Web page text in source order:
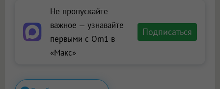
Не пропускайте
важное — узнавайте
первыми с Om1 в
«Макс»
Подписаться